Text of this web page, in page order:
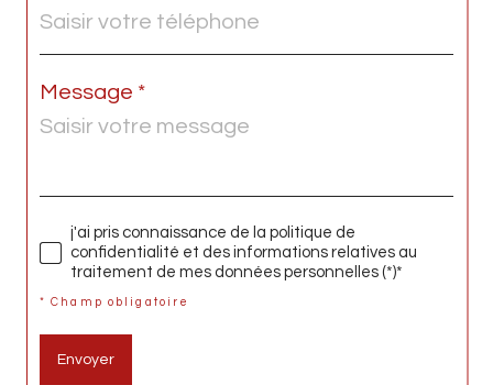
Message *
j'ai pris connaissance de la politique de
confidentialité et des informations relatives au
traitement de mes données personnelles (*)*
* Champ obligatoire
Envoyer